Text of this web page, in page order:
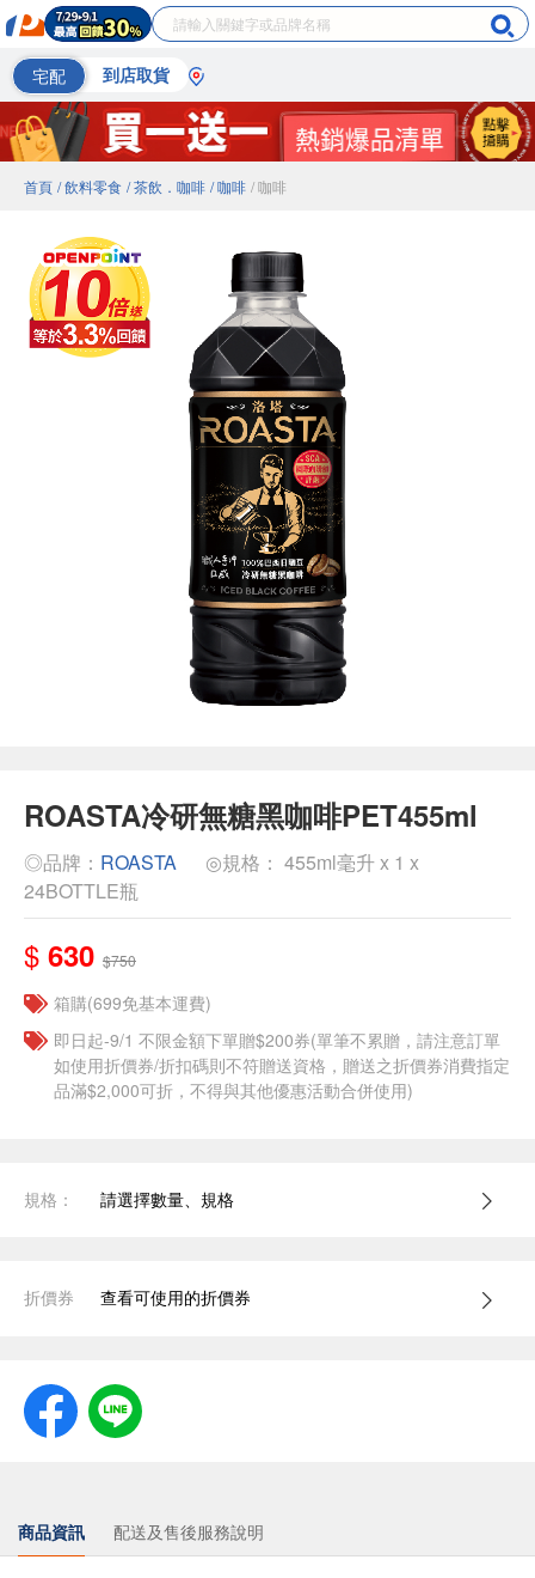
宅配 到店取貨
首頁 / 飲料零食 / 茶飲．咖啡 / 咖啡 / 咖啡
ROASTA冷研無糖黑咖啡PET455ml
◎品牌： ROASTA
◎規格： 455ml毫升 x 1 x
24BOTTLE瓶
$ 630 $750
箱購(699免基本運費)
即日起-9/1 不限金額下單贈$200券(單筆不累贈，請注意訂單
如使用折價券/折扣碼則不符贈送資格，贈送之折價券消費指定
品滿$2,000可折，不得與其他優惠活動合併使用)
規格： 請選擇數量、規格
折價券 查看可使用的折價券
商品資訊 配送及售後服務說明